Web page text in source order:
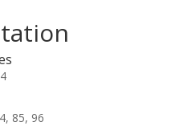
85, 96